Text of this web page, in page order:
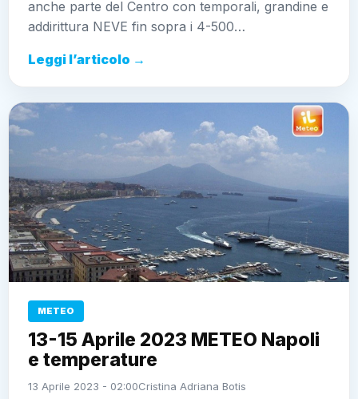
anche parte del Centro con temporali, grandine e
addirittura NEVE fin sopra i 4-500…
Leggi l’articolo →
METEO
13-15 Aprile 2023 METEO Napoli
e temperature
13 Aprile 2023 - 02:00Cristina Adriana Botis